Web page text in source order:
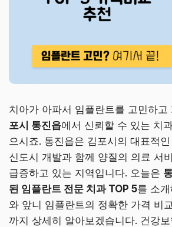
치아가 아파서 임플란트를 고민하고
포시 통진읍에서 신뢰할 수 있는 치
으시죠. 통진읍은 김포시의 대표적
신도시 개발과 함께 양질의 의료 서
급증하고 있는 지역입니다. 오늘은
된 임플란트 전문 치과 TOP 5를 소
와 앞니 임플란트의 정확한 가격 비
까지 상세히 알아보겠습니다. 건강